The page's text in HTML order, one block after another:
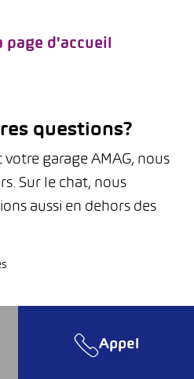
page d'accueil
questions?
garage AMAG, nous
Sur le chat, nous
aussi en dehors des
Appel